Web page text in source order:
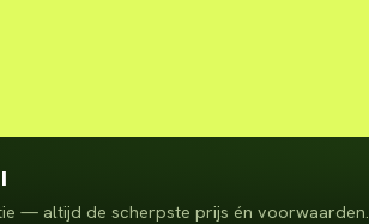
— altijd de scherpste prijs én voorwaarden.